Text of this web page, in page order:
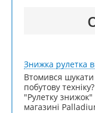
Знижка рулетка
Втомився шукати
побутову
"Рулетку знижок"
магазині